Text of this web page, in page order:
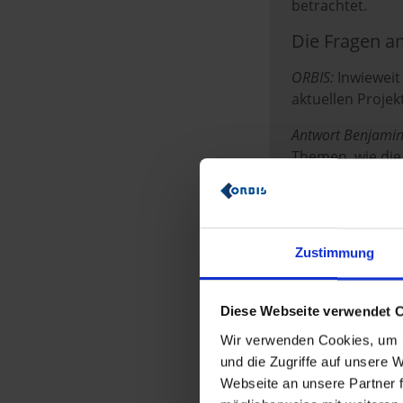
Zustimmung
Diese Webseite verwendet
Wir verwenden Cookies,
und die Zugriffe auf unsere
Webseite an unsere Partner
betrachtet.
Die Fragen
ORBIS:
aktuellen
Antwort
Themen, wie
Antwort Mathias
zukunftsfähige
unterstützen
Großteil der
ORBIS:Schaut